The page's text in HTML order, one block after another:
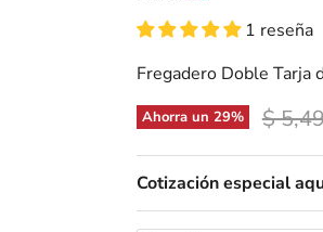
1 reseña
Fregadero Doble
Ahorra un 29% $
Cotización especial